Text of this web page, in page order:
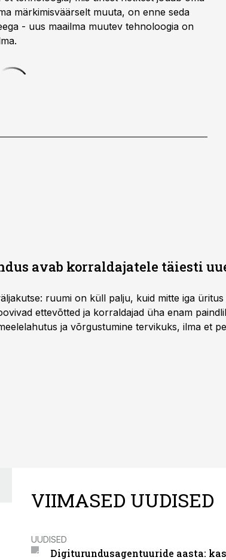
märkimisväärselt muuta, on enne seda
- uus maailma muutev tehnoloogia on
avab korraldajatele täiesti
ruumi on küll palju, kuid mitte iga üritus
ettevõtted ja korraldajad üha enam
ja võrgustumine tervikuks, ilma et
VIIMASED UUDISED
UUDISED
Digiturundusagentuuride aasta: